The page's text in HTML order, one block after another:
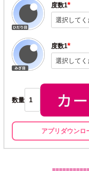
度数1
(必
須)
度数1
(必
須)
数量
アプリダウンロ